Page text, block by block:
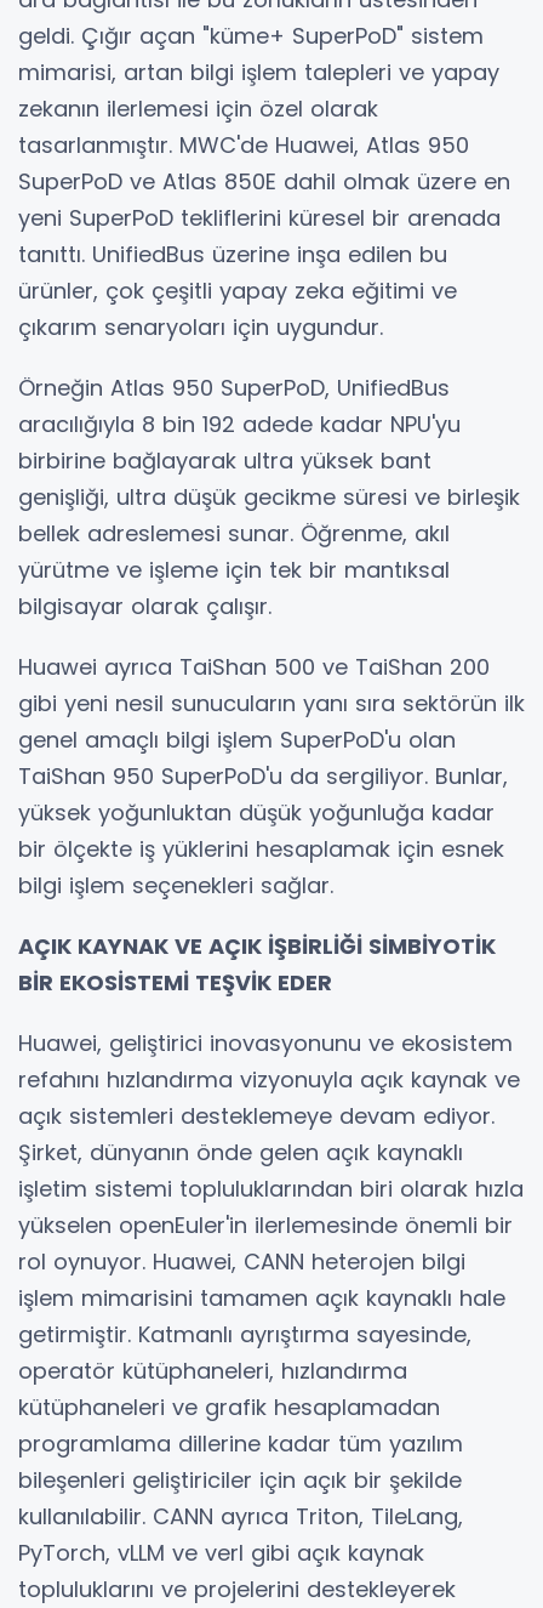
geldi. Çığır açan "küme+ SuperPoD" sistem
mimarisi, artan bilgi işlem talepleri ve yapay
zekanın ilerlemesi için özel olarak
tasarlanmıştır. MWC'de Huawei, Atlas 950
SuperPoD ve Atlas 850E dahil olmak üzere en
yeni SuperPoD tekliflerini küresel bir arenada
tanıttı. UnifiedBus üzerine inşa edilen bu
ürünler, çok çeşitli yapay zeka eğitimi ve
çıkarım senaryoları için uygundur.
Örneğin Atlas 950 SuperPoD, UnifiedBus
aracılığıyla 8 bin 192 adede kadar NPU'yu
birbirine bağlayarak ultra yüksek bant
genişliği, ultra düşük gecikme süresi ve birleşik
bellek adreslemesi sunar. Öğrenme, akıl
yürütme ve işleme için tek bir mantıksal
bilgisayar olarak çalışır.
Huawei ayrıca TaiShan 500 ve TaiShan 200
gibi yeni nesil sunucuların yanı sıra sektörün ilk
genel amaçlı bilgi işlem SuperPoD'u olan
TaiShan 950 SuperPoD'u da sergiliyor. Bunlar,
yüksek yoğunluktan düşük yoğunluğa kadar
bir ölçekte iş yüklerini hesaplamak için esnek
bilgi işlem seçenekleri sağlar.
AÇIK KAYNAK VE AÇIK İŞBİRLİĞİ SİMBİYOTİK
BİR EKOSİSTEMİ TEŞVİK EDER
Huawei, geliştirici inovasyonunu ve ekosistem
refahını hızlandırma vizyonuyla açık kaynak ve
açık sistemleri desteklemeye devam ediyor.
Şirket, dünyanın önde gelen açık kaynaklı
işletim sistemi topluluklarından biri olarak hızla
yükselen openEuler'in ilerlemesinde önemli bir
rol oynuyor. Huawei, CANN heterojen bilgi
işlem mimarisini tamamen açık kaynaklı hale
getirmiştir. Katmanlı ayrıştırma sayesinde,
operatör kütüphaneleri, hızlandırma
kütüphaneleri ve grafik hesaplamadan
programlama dillerine kadar tüm yazılım
bileşenleri geliştiriciler için açık bir şekilde
kullanılabilir. CANN ayrıca Triton, TileLang,
PyTorch, vLLM ve verl gibi açık kaynak
topluluklarını ve projelerini destekleyerek